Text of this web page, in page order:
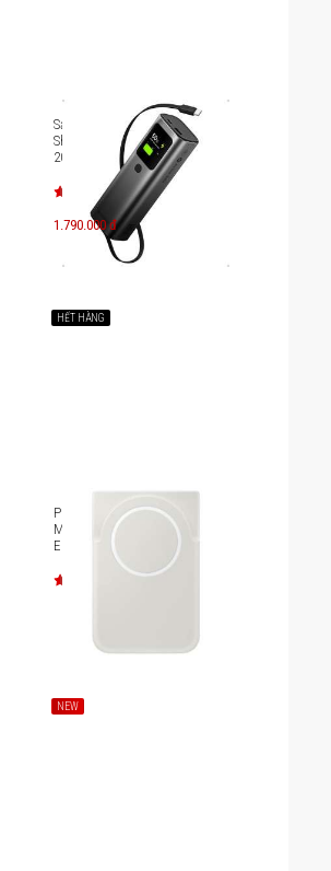
Sạc dự phòng chuẩn CCC
Sharge E4 Retractable
20000mAh 165W
1.790.000 đ
HẾT HÀNG
Pin dự phòng Samsung Qi2
Magnet Wireless Battery Pack
EB-U2500X
NEW